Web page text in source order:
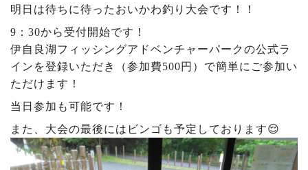
明日は待ちに待ったおいかわ釣り大会です！！
9：30から受付開始です！
伊自良湖フィッシングアドベンチャーパークの公式ラ
インを登録いただき（参加費500円）で簡単にご参加い
ただけます！
当日参加も可能です！
また、大会の最後にはビンゴも予定しております😌